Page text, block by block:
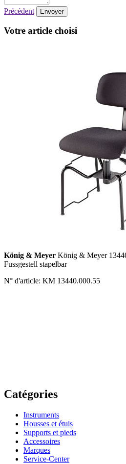
Précédent Envoyer
Votre article choisi
König & Meyer König & Meyer
Fussgestell stapelbar
N° d'article: KM 13440.000.55
Catégories
Instruments
Housses et étuis
Supports et pieds
Accessoires
Marques
Service-Center